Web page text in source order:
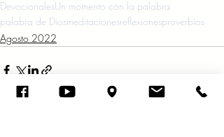
DevocionalesUn momento con la palabra
palabra de Diosmeditacionesreflexionesproverbios
Agosto 2022